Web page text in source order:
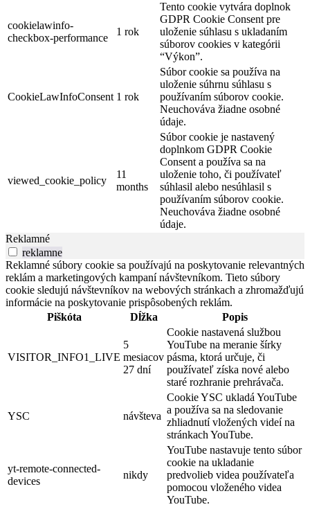
cookielawinfo-
checkbox-performance
1 rok
Tento cookie vytvára doplnok
GDPR Cookie Consent pre
uloženie súhlasu s ukladaním
súborov cookies v kategórii
“Výkon”.
CookieLawInfoConsent 1 rok
Súbor cookie sa používa na
uloženie súhrnu súhlasu s
používaním súborov cookie.
Neuchováva žiadne osobné
údaje.
viewed_cookie_policy
11
months
Súbor cookie je nastavený
doplnkom GDPR Cookie
Consent a používa sa na
uloženie toho, či používateľ
súhlasil alebo nesúhlasil s
používaním súborov cookie.
Neuchováva žiadne osobné
údaje.
Reklamné
reklamne
Reklamné súbory cookie sa používajú na poskytovanie relevantných
reklám a marketingových kampaní návštevníkom. Tieto súbory
cookie sledujú návštevníkov na webových stránkach a zhromažďujú
informácie na poskytovanie prispôsobených reklám.
Piškóta
Dĺžka Popis
VISITOR_INFO1_LIVE
5
mesiacov
27 dní
Cookie nastavená službou
YouTube na meranie šírky
pásma, ktorá určuje, či
používateľ získa nové alebo
staré rozhranie prehrávača.
YSC návšteva
Cookie YSC ukladá YouTube
a používa sa na sledovanie
zhliadnutí vložených videí na
stránkach YouTube.
yt-remote-connected-
devices
nikdy
YouTube nastavuje tento súbor
cookie na ukladanie
predvolieb videa používateľa
pomocou vloženého videa
YouTube.